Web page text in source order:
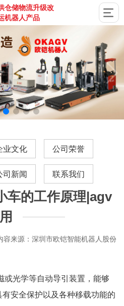
仓储物流升级改
机器人产品
业文化 公司荣誉
司新闻 联系我们
车的工作原理|agv
容来源：深圳市欧铠智能机器人股份
或光学等自动导引装置，能够
安全保护以及各种移载功能的